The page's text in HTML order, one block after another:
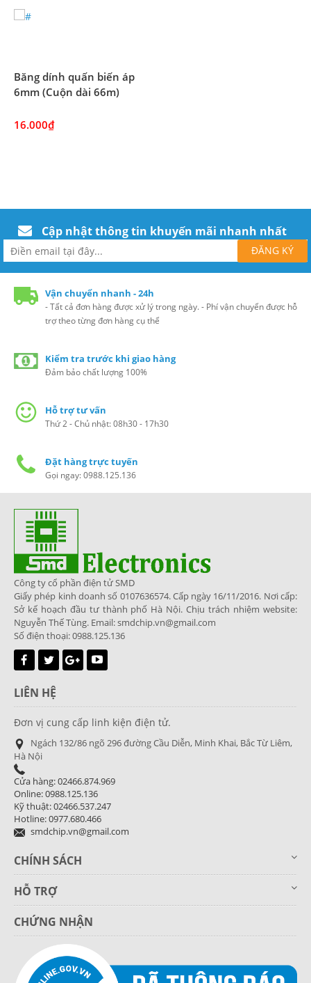
Băng dính quấn biến áp
6mm (Cuộn dài 66m)
16.000₫
Cập nhật thông tin khuyến mãi nhanh nhất
Vận chuyển nhanh - 24h
- Tất cả đơn hàng được xử lý trong ngày. - Phí vận chuyển được hỗ
trợ theo từng đơn hàng cụ thể
Kiểm tra trước khi giao hàng
Đảm bảo chất lượng 100%
Hỗ trợ tư vấn
Thứ 2 - Chủ nhật: 08h30 - 17h30
Đặt hàng trực tuyến
Gọi ngay: 0988.125.136
Công ty cổ phần điện tử SMD
Giấy phép kinh doanh số 0107636574. Cấp ngày 16/11/2016. Nơi cấp:
Sở kế hoạch đầu tư thành phố Hà Nội. Chịu trách nhiệm website:
Nguyễn Thế Tùng. Email: smdchip.vn@gmail.com
Số điện thoại: 0988.125.136
LIÊN HỆ
Đơn vị cung cấp linh kiện điện tử.
Ngách 132/86 ngõ 296 đường Cầu Diễn, Minh Khai, Bắc Từ Liêm,
Hà Nội
Cửa hàng: 02466.874.969
Online: 0988.125.136
Kỹ thuật: 02466.537.247
Hotline: 0977.680.466
smdchip.vn@gmail.com
CHÍNH SÁCH
HỖ TRỢ
CHỨNG NHẬN